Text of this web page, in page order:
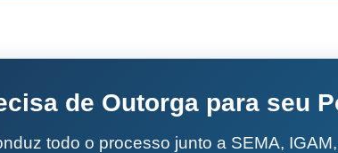
de Outorga para seu
todo o processo junto a SEMA,